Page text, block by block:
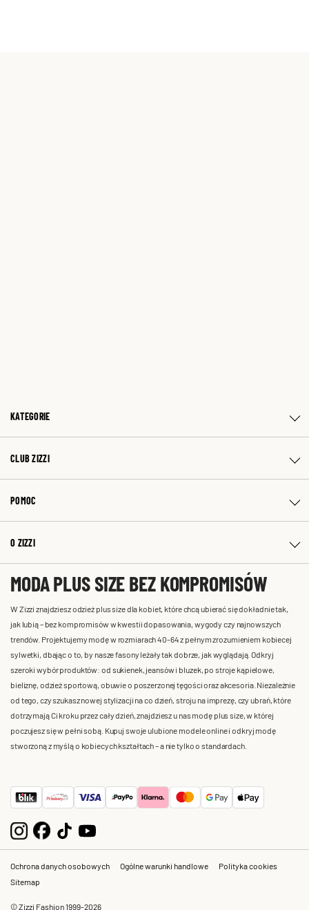
KATEGORIE
CLUB ZIZZI
POMOC
O ZIZZI
MODA PLUS SIZE BEZ KOMPROMISÓW
W Zizzi znajdziesz odzież plus size dla kobiet, które chcą ubierać się dokładnie tak,
jak lubią – bez kompromisów w kwestii dopasowania, wygody czy najnowszych
trendów. Projektujemy modę w rozmiarach 40-64 z pełnym zrozumieniem kobiecej
sylwetki, dbając o to, by nasze fasony leżały tak dobrze, jak wyglądają. Odkryj
szeroki wybór produktów: od sukienek, jeansów i bluzek, po stroje kąpielowe,
bieliznę, odzież sportową, obuwie o poszerzonej tęgości oraz akcesoria. Niezależnie
od tego, czy szukasz nowej stylizacji na co dzień, stroju na imprezę, czy ubrań, które
dotrzymają Ci kroku przez cały dzień, znajdziesz u nas modę plus size, w której
poczujesz się w pełni sobą. Kupuj swoje ulubione modele online i odkryj modę
stworzoną z myślą o kobiecych kształtach – a nie tylko o standardach.
Ochrona danych osobowych Ogólne warunki handlowe
Polityka cookies
Sitemap
© Zizzi Fashion 1999-2026